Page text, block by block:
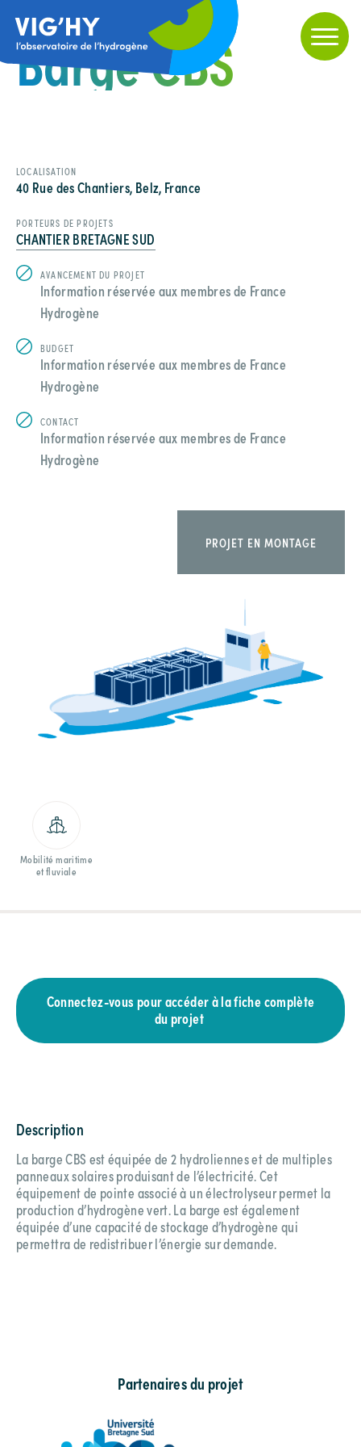
Barge CBS
LOCALISATION
40 Rue des Chantiers, Belz, France
PORTEURS DE PROJETS
CHANTIER BRETAGNE SUD
AVANCEMENT DU PROJET
Information réservée aux membres de France
Hydrogène
BUDGET
Information réservée aux membres de France
Hydrogène
CONTACT
Information réservée aux membres de France
Hydrogène
PROJET EN MONTAGE
Mobilité maritime
et fluviale
Connectez-vous pour accéder à la fiche complète
du projet
Description
La barge CBS est équipée de 2 hydroliennes et de multiples
panneaux solaires produisant de l’électricité. Cet
équipement de pointe associé à un électrolyseur permet la
production d’hydrogène vert. La barge est également
équipée d’une capacité de stockage d’hydrogène qui
permettra de redistribuer l’énergie sur demande.
Partenaires du projet